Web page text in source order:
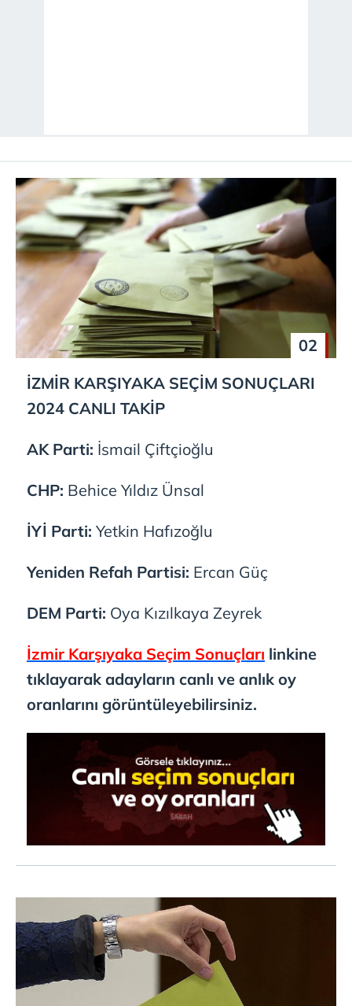
02
İZMİR KARŞIYAKA SEÇİM SONUÇLARI
2024 CANLI TAKİP
AK Parti: İsmail Çiftçioğlu
CHP: Behice Yıldız Ünsal
İYİ Parti: Yetkin Hafızoğlu
Yeniden Refah Partisi: Ercan Güç
DEM Parti: Oya Kızılkaya Zeyrek
İzmir Karşıyaka Seçim Sonuçları linkine
tıklayarak adayların canlı ve anlık oy
oranlarını görüntüleyebilirsiniz.